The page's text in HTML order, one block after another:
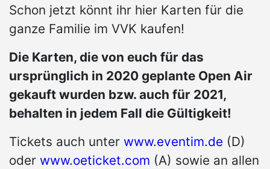
Schon jetzt könnt ihr hier Karten für die
ganze Familie im VVK kaufen!
Die Karten, die von euch für das
ursprünglich in 2020 geplante Open Air
gekauft wurden bzw. auch für 2021,
behalten in jedem Fall die Gültigkeit!
Tickets auch unter www.eventim.de (D)
oder www.oeticket.com (A) sowie an allen